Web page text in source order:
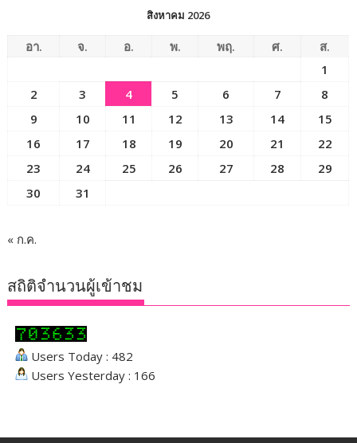
สิงหาคม 2026
อา. จ. อ. พ. พฤ. ศ.
ส.
1
2
3 4 5 6 7
8
9
10 11 12 13 14
15
16
17 18 19 20 21
22
23
24 25 26 27 28
29
30
31
« ก.ค.
สถิติจำนวนผู้เข้าชม
Users Today : 482
Users Yesterday : 166